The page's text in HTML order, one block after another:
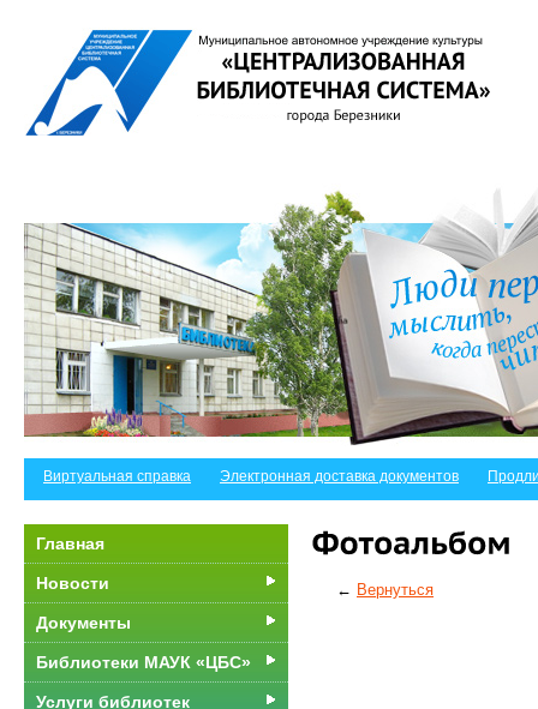
Виртуальная справка Электронная доставка документов
← Вернуться
Главная
Новости
Документы
Библиотеки МАУК «ЦБС»
Услуги библиотек